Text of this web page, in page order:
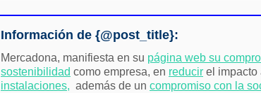
Información de {@post_title}:
Mercadona, manifiesta en su página web su
sostenibilidad como empresa, en reducir el impacto
instalaciones, además de un compromiso con la